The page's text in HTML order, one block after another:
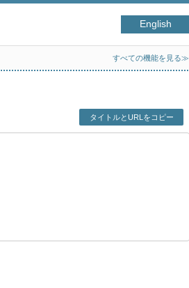
English
すべての機能を見る≫
タイトルとURLをコピー